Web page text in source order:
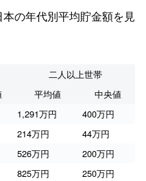
の年代別平均貯金額を見
二人以上世帯
平均値
中央値
1,291万円
400万円
214万円
44万円
526万円
200万円
825万円
250万円